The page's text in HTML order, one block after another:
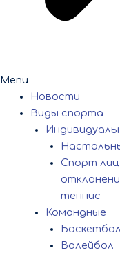
Menu
Новости
Виды спорта
Спорт
теннис
Командные
Баскетбол
Волейбол